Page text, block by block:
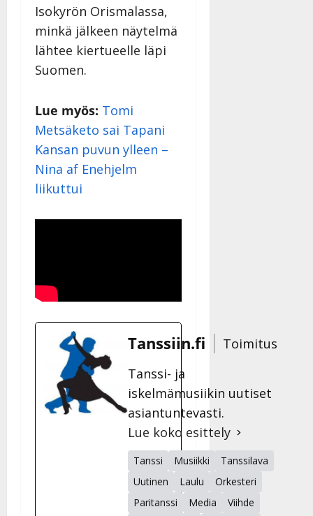
Isokyrön Orismalassa,
minkä jälkeen näytelmä
lähtee kiertueelle läpi
Suomen.
Lue myös: Tomi
Metsäketo sai Tapani
Kansan puvun ylleen –
Nina af Enehjelm
liikuttui
Tanssiin.fi
Toimitus
Tanssi- ja
iskelmämusiikin uutiset
asiantuntevasti.
Lue koko esittely
Tanssi Musiikki
Tanssilava
Uutinen
Laulu
Orkesteri
Paritanssi
Media
Viihde